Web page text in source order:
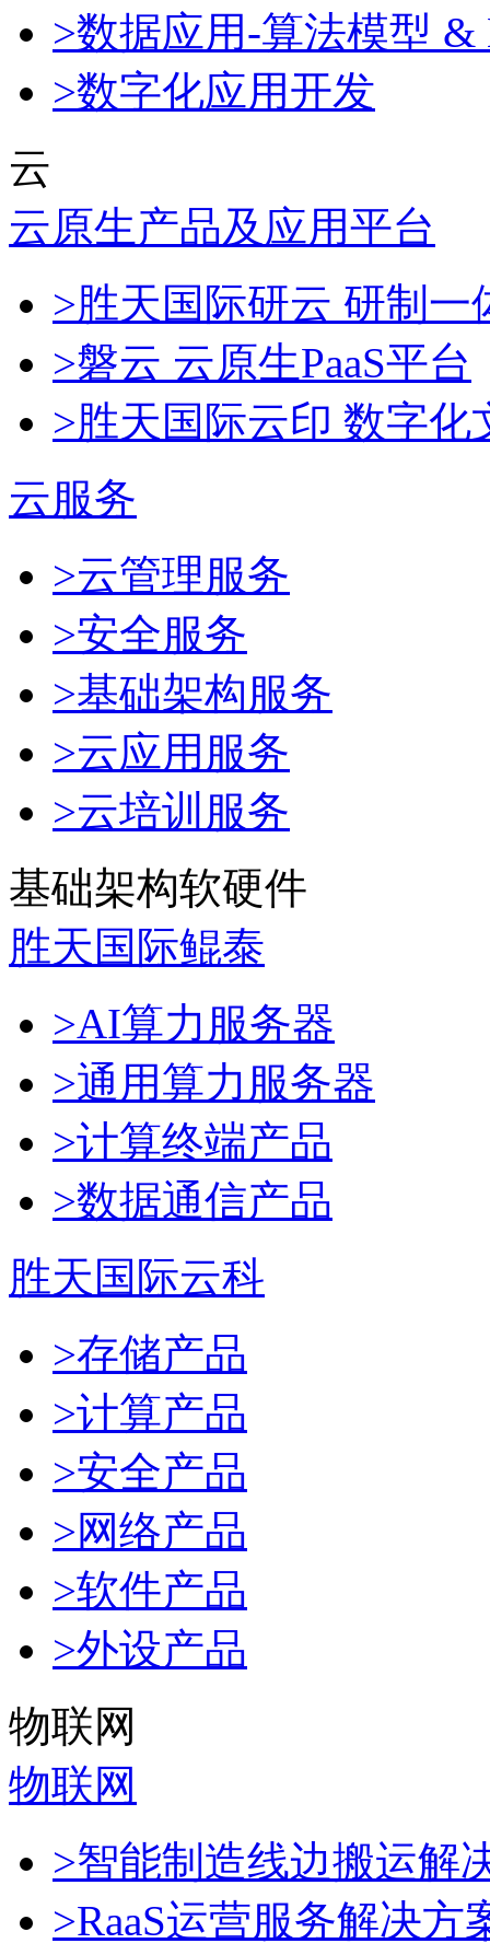
>数据应用-算法模型 &
>数字化应用开发
云
云原生产品及应用平台
>胜天国际研云 研制
>磐云 云原生PaaS平台
>胜天国际云印 数字化
云服务
>云管理服务
>安全服务
>基础架构服务
>云应用服务
>云培训服务
基础架构软硬件
胜天国际鲲泰
>AI算力服务器
>通用算力服务器
>计算终端产品
>数据通信产品
胜天国际云科
>存储产品
>计算产品
>安全产品
>网络产品
>软件产品
>外设产品
物联网
物联网
>智能制造线边搬运解
>RaaS运营服务解决方